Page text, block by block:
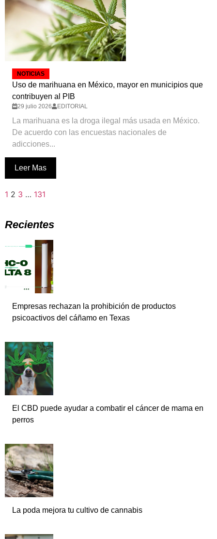
NOTICIAS
Uso de marihuana en México, mayor en municipios que
contribuyen al PIB
29 julio 2026 EDITORIAL
La marihuana es la droga ilegal más usada en México.
De acuerdo con las encuestas nacionales de
adicciones...
Leer Mas
1 2 3 … 131
Recientes
Empresas rechazan la prohibición de productos
psicoactivos del cáñamo en Texas
El CBD puede ayudar a combatir el cáncer de mama en
perros
La poda mejora tu cultivo de cannabis